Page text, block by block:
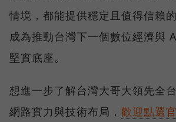
情境，都能提供穩定且值得信賴
成為推動台灣下一個數位經濟與
堅實底座。
想進一步了解台灣大哥大領先全
網路實力與技術布局， 歡迎點選